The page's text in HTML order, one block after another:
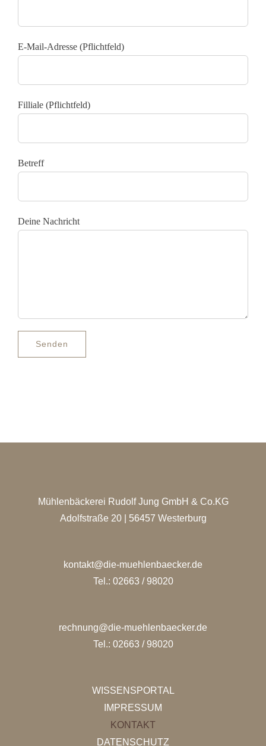
E-Mail-Adresse (Pflichtfeld)
Filliale (Pflichtfeld)
Betreff
Deine Nachricht
Mühlenbäckerei Rudolf Jung GmbH & Co.KG
Adolfstraße 20 | 56457 Westerburg
kontakt@die-muehlenbaecker.de
Tel.: 02663 / 98020
rechnung@die-muehlenbaecker.de
Tel.: 02663 / 98020
WISSENSPORTAL
IMPRESSUM
KONTAKT
DATENSCHUTZ